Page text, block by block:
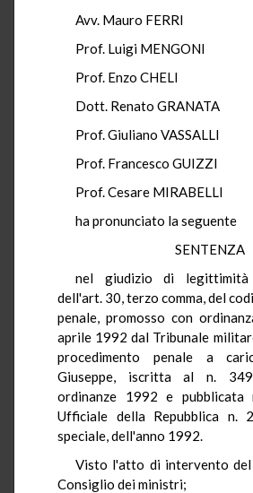
Avv. Mauro FERRI
Prof. Luigi MENGONI
Prof. Enzo CHELI
Dott. Renato GRANATA
Prof. Giuliano VASSALLI
Prof. Francesco GUIZZI
Prof. Cesare MIRABELLI
ha pronunciato la seguente
SENTENZA
nel giudizio di legittimità
dell'art. 30, terzo comma, del
penale, promosso con
aprile 1992 dal Tribunale
procedimento penale a
Giuseppe, iscritta al n.
ordinanze 1992 e pubblicata
Ufficiale della Repubblica n.
speciale, dell'anno 1992.
Visto l'atto di intervento del
Consiglio dei ministri;